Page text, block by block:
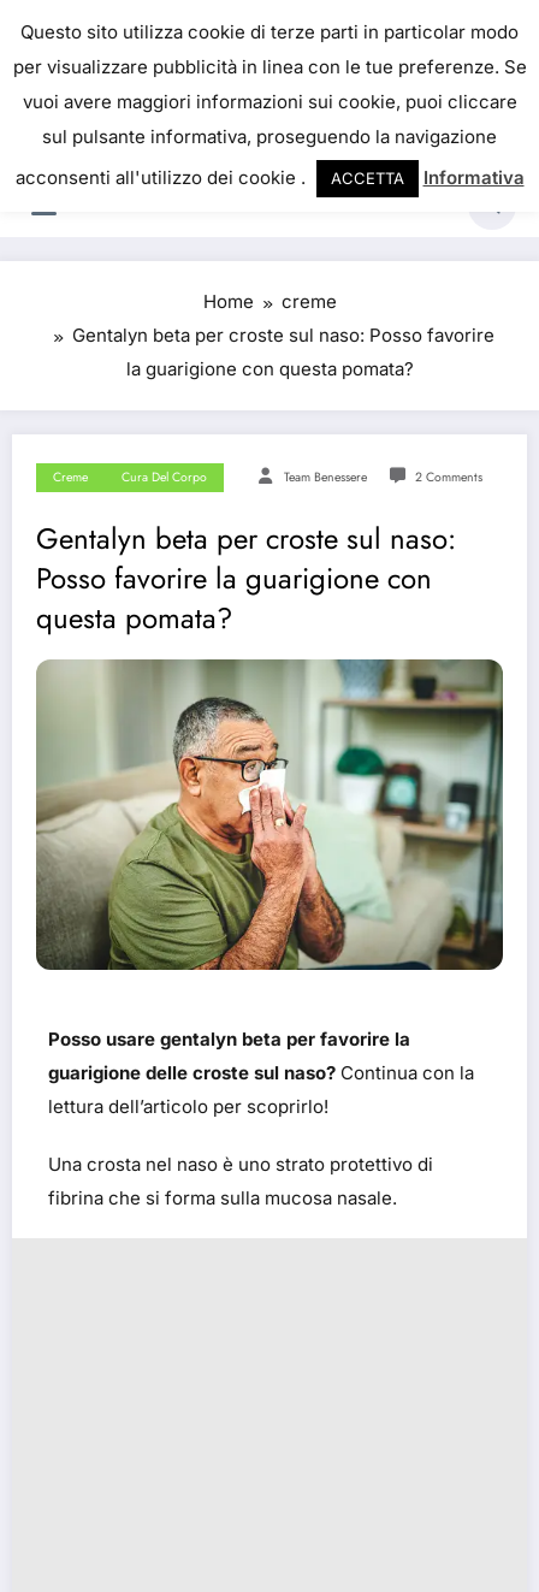
IL PORTALE DEL BENESSERE
La salute è come il denaro, non abbiamo mai una
vera idea del suo valore fino a quando la
perdiamo. Josh Billings
Home
creme
Gentalyn beta per croste sul naso: Posso favorire
la guarigione con questa pomata?
Creme Cura Del Corpo Team Benessere 2 Comments
Gentalyn beta per croste sul naso:
Posso favorire la guarigione con
questa pomata?
Posso usare gentalyn beta per favorire la
guarigione delle croste sul naso? Continua con la
lettura dell’articolo per scoprirlo!
Una crosta nel naso è uno strato protettivo di
fibrina che si forma sulla mucosa nasale.
Questo sito utilizza cookie di terze parti in particolar modo
per visualizzare pubblicità in linea con le tue preferenze. Se
vuoi avere maggiori informazioni sui cookie, puoi cliccare
sul pulsante informativa, proseguendo la navigazione
acconsenti all'utilizzo dei cookie .
ACCETTA Informativa